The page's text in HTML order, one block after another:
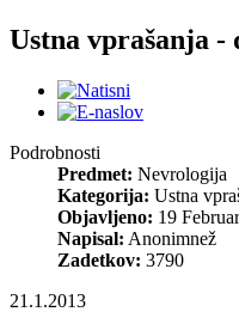
Ustna vprašanja
Podrobnosti
Predmet: Nevrologija
Kategorija: Ustna
Objavljeno: 19
Napisal: Anonimnež
Zadetkov: 3790
21.1.2013